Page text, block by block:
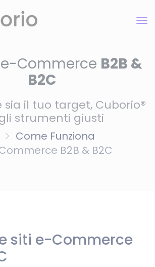
e-Commerce B2B &
B2C
il tuo target, Cuborio®
strumenti giusti
Come Funziona
B2B & B2C
siti e-Commerce